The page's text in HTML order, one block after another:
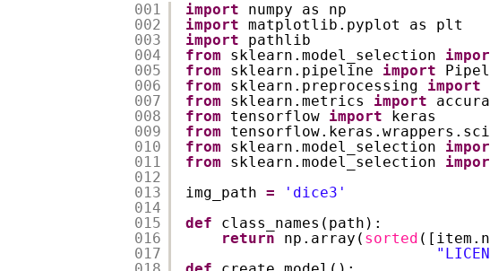
001
002
003
004
005
006
007
008
009
010
011
012
013
014
015
016
017
import
numpy as np
import
matplotlib.pyplot as plt
import
pathlib
from
sklearn.model_selection
from
sklearn.pipeline import
from
sklearn.preprocessing import
from
sklearn.metrics import
from
tensorflow import
keras
from
from
sklearn.model_selection
from
sklearn.model_selection
img_path =
'dice3'
def
class_names(path):
return
np.array( sorted